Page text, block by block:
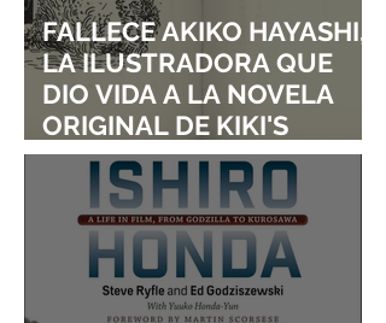
FALLECE AKIKO HAYASHI,
LA ILUSTRADORA QUE
DIO VIDA A LA NOVELA
ORIGINAL DE KIKI'S
DELIVERY SERVICE